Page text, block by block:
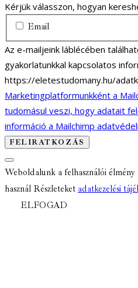
Kérjük válasszon, hogyan
Email
Az e-mailjeink láblécében
gyakorlatunkkal kapcsolatos
https://eletestudomany.hu/
Marketingplatformunkként a
tudomásul veszi, hogy adatait
információ a Mailchimp
Weboldalunk a felhasználói
használ Részleteket adatkezelési
ELFOGAD